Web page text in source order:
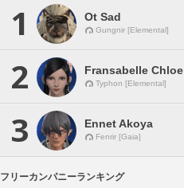
1 Ot Sad
Gungnir [Elemental]
2 Fransabelle Chloe
Typhon [Elemental]
3 Ennet Akoya
Fenrir [Gaia]
フリーカンパニーランキング